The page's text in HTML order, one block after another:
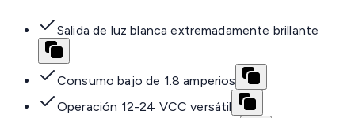
Salida de luz blanca extremadamente brillante
Consumo bajo de 1.8 amperios
Operación 12-24 VCC versátil